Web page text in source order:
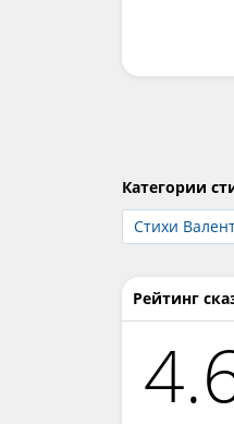
Категории
Стихи
Рейтинг